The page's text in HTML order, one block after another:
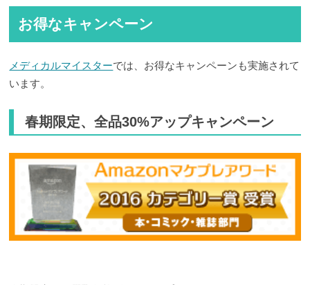
お得なキャンペーン
メディカルマイスターでは、お得なキャンペーンも実施されて
います。
春期限定、全品30%アップキャンペーン